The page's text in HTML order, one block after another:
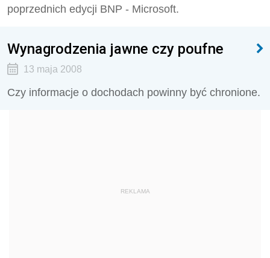
poprzednich edycji BNP - Microsoft.
Wynagrodzenia jawne czy poufne
13 maja 2008
Czy informacje o dochodach powinny być chronione.
REKLAMA